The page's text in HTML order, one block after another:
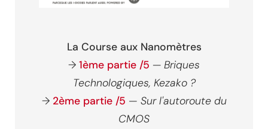
La Course aux Nanomètres
→ 1ème partie /5 — Briques
Technologiques, Kezako ?
→ 2ème partie /5 — Sur l'autoroute du
CMOS